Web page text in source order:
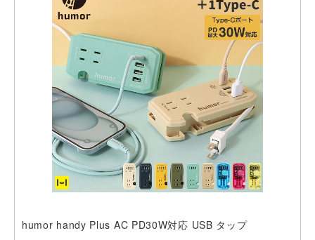
humor handy Plus AC PD30W対応 USB タップ